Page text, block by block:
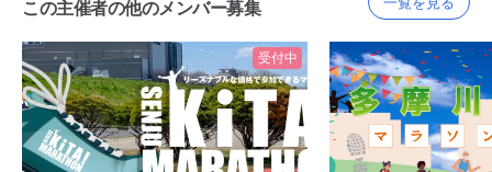
この主催者の他のメンバー募集
受付中